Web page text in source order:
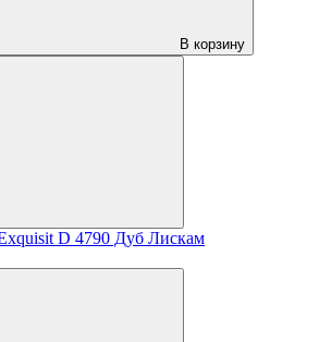
В корзину